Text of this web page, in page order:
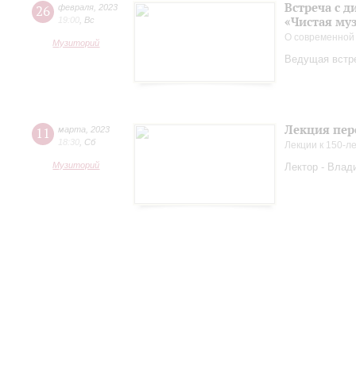
26 февраля 2023
19:00 Вс
Музиторий
Встреча с
«Чистая
О
Ведущая
11 марта
2023
18:30 Сб
Музиторий
Лекция
Лекции к 150-
Лектор -